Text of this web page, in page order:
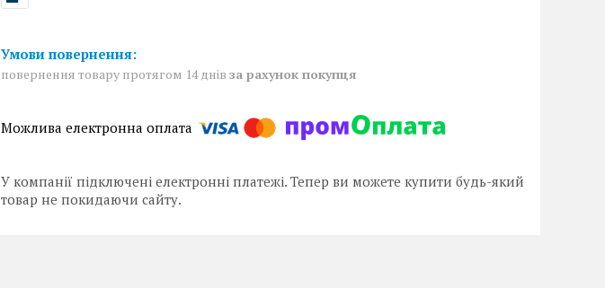
повернення товару протягом 14 днів за рахунок покупця
У компанії підключені електронні платежі. Тепер ви можете купити будь-який
товар не покидаючи сайту.